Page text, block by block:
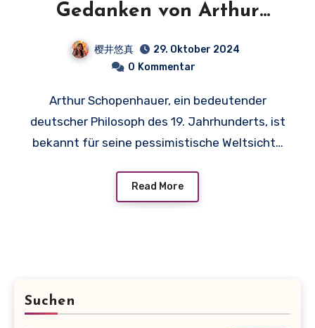
Gedanken von Arthur
Schopenhauer Zitate, die
können!
樱井悠真
29. Oktober 2024
0 Kommentar
Arthur Schopenhauer, ein bedeutender
deutscher Philosoph des 19. Jahrhunderts, ist
bekannt für seine pessimistische Weltsicht…
Read More
Suchen